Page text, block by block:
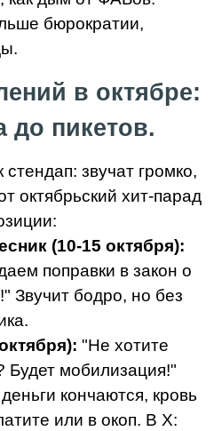
бюрократии,
в октябре:
до пикетов.
звучат громко,
октябрьский хит-парад
(10-15 октября):
поправки в закон о
Звучит бодро, но без
"Не хотите
Будет мобилизация!"
кончаются, кровь
или в окоп. В X: